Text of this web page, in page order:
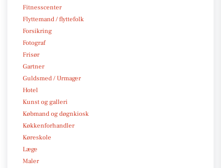
Fitnesscenter
Flyttemand / flyttefolk
Forsikring
Fotograf
Frisør
Gartner
Guldsmed / Urmager
Hotel
Kunst og galleri
Købmand og døgnkiosk
Køkkenforhandler
Køreskole
Læge
Maler